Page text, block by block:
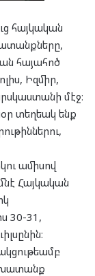
հայկական
հայահոծ
Իզմիր,
մէջ։
տեղեակ ենք
ամիսով
Հայկական
30-31,